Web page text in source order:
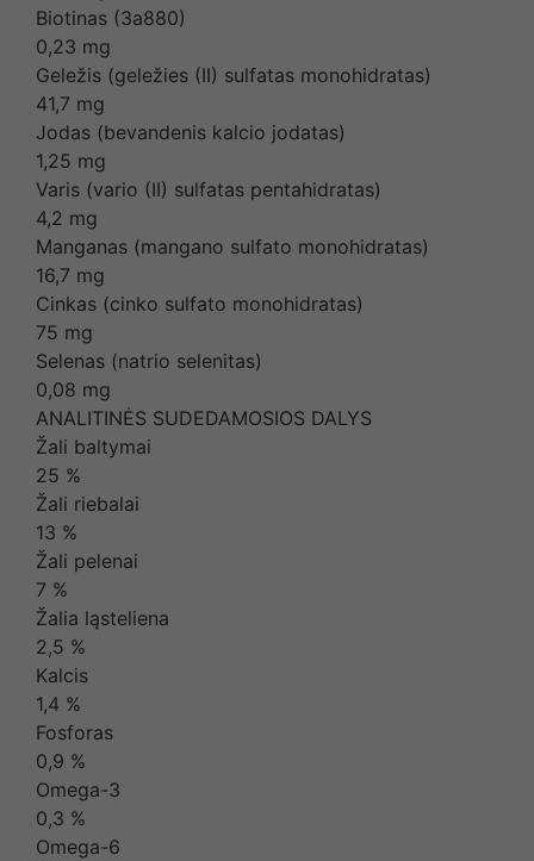
Biotinas (3a880)
0,23 mg
Geležis (geležies (II) sulfatas monohidratas)
41,7 mg
Jodas (bevandenis kalcio jodatas)
1,25 mg
Varis (vario (II) sulfatas pentahidratas)
4,2 mg
Manganas (mangano sulfato monohidratas)
16,7 mg
Cinkas (cinko sulfato monohidratas)
75 mg
Selenas (natrio selenitas)
0,08 mg
ANALITINĖS SUDEDAMOSIOS DALYS
Žali baltymai
25 %
Žali riebalai
13 %
Žali pelenai
7 %
Žalia ląsteliena
2,5 %
Kalcis
1,4 %
Fosforas
0,9 %
Omega-3
0,3 %
Omega-6